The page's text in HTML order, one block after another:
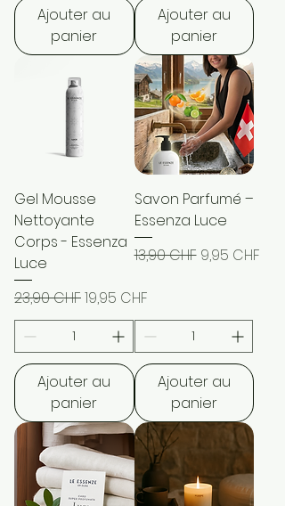
Ajouter au
panier
Ajouter au
panier
Gel Mousse
Nettoyante
Corps - Essenza
Luce
Prix original
23,90 CHFPrix promotionnel
19,95 CHF
Ajouter au
panier
Savon Parfumé –
Essenza Luce
Prix original
13,90 CHF Prix
9,95 CHF
Ajouter au
panier